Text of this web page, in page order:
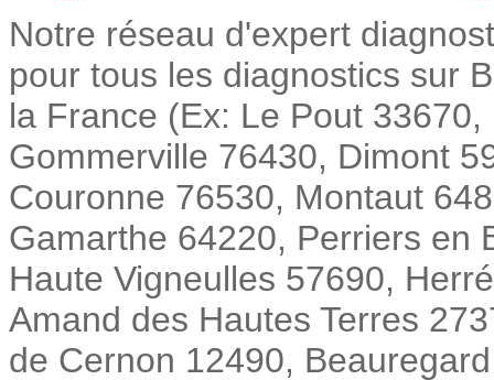
Notre réseau d'expert
pour tous les diagnostics sur
la France (Ex: Le Pout
Gommerville 76430, Dimont
Couronne 76530, Montaut
Gamarthe 64220, Perriers en
Haute Vigneulles 57690,
Amand des Hautes Terres
de Cernon 12490,